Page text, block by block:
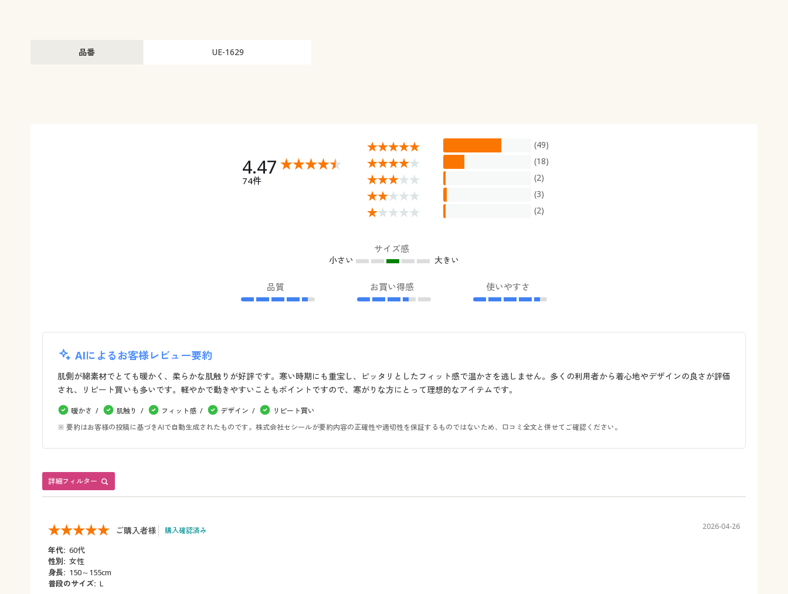
品番 UE-1629
4.47
74件
(49)
(18)
(2)
(3)
(2)
サイズ感
小さい 大きい
品質 お買い得感 使いやすさ
AIによるお客様レビュー要約
肌側が綿素材でとても暖かく、柔らかな肌触りが好評です。寒い時期にも重宝し、ピッタリとしたフィット感で温かさを逃しません。多くの利用者から着心地やデザインの良さが評価
され、リピート買いも多いです。軽やかで動きやすいこともポイントですので、寒がりな方にとって理想的なアイテムです。
暖かさ 肌触り フィット感 デザイン
リピート買い
※ 要約はお客様の投稿に基づきAIで自動生成されたものです。株式会社セシールが要約内容の正確性や適切性を保証するものではないため、口コミ全文と併せてご確認ください。
詳細フィルター
ご購入者様 購入確認済み 2026-04-26
年代: 60代
性別: 女性
身長: 150～155cm
普段のサイズ: L